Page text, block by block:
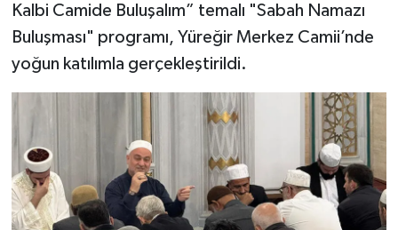
Kalbi Camide Buluşalım” temalı "Sabah Namazı
Buluşması" programı, Yüreğir Merkez Camii’nde
yoğun katılımla gerçekleştirildi.
Bilecik Müftülüğü
Bingöl Müftülüğü
Bitlis Müftülüğü
Bolu Müftülüğü
Burdur Müftülüğü
Kültür-Sanat
Aile
Makaleler
Ekonomi